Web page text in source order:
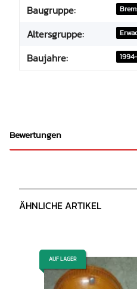
Baugruppe:
Altersgruppe:
Baujahre:
Bewertungen
ÄHNLICHE ARTIKEL
AUF LAGER